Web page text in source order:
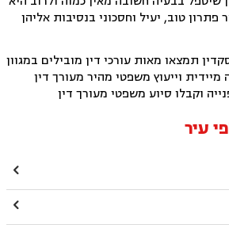
טוב, יעיל וחסכוני בנסיבות אליהן
תמצאו מאות עורכי דין מובילים במגוון
וייעוץ משפטי מהיר מעורך דין
וקבלו סיוע משפטי מעורך דין
עיר

